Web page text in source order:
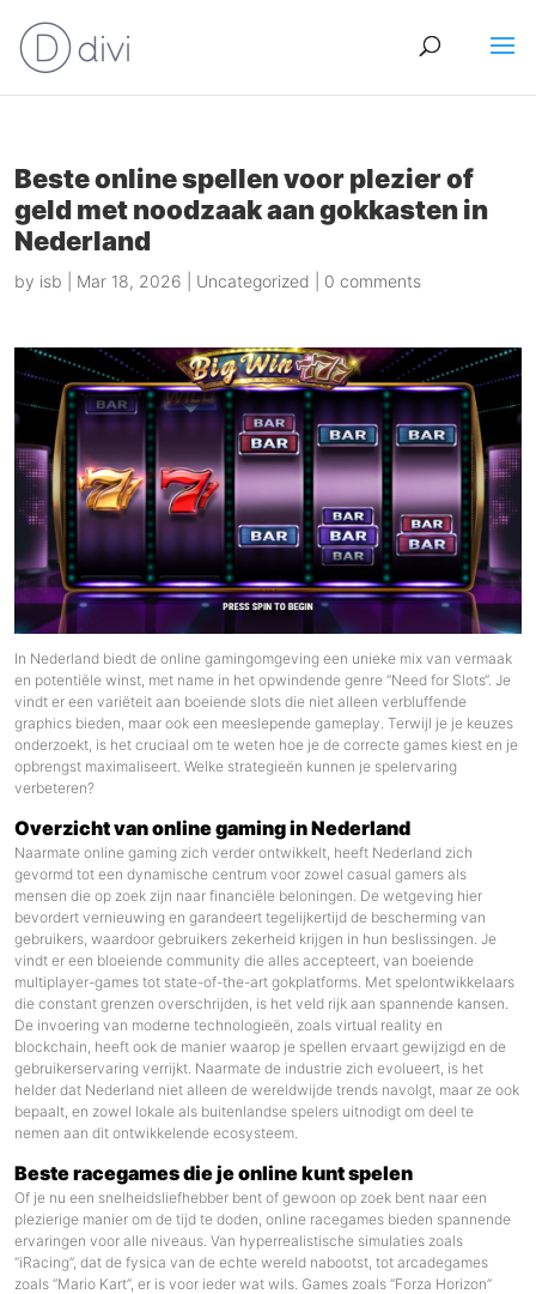
Beste online spellen voor plezier of
geld met noodzaak aan gokkasten in
Nederland
by isb Mar 18, 2026 Uncategorized 0 comments
In Nederland biedt de online gamingomgeving een unieke mix van vermaak
en potentiële winst, met name in het opwindende genre “Need for Slots“. Je
vindt er een variëteit aan boeiende slots die niet alleen verbluffende
graphics bieden, maar ook een meeslepende gameplay. Terwijl je je keuzes
onderzoekt, is het cruciaal om te weten hoe je de correcte games kiest en je
opbrengst maximaliseert. Welke strategieën kunnen je spelervaring
verbeteren?
Overzicht van online gaming in Nederland
Naarmate online gaming zich verder ontwikkelt, heeft Nederland zich
gevormd tot een dynamische centrum voor zowel casual gamers als
mensen die op zoek zijn naar financiële beloningen. De wetgeving hier
bevordert vernieuwing en garandeert tegelijkertijd de bescherming van
gebruikers, waardoor gebruikers zekerheid krijgen in hun beslissingen. Je
vindt er een bloeiende community die alles accepteert, van boeiende
multiplayer-games tot state-of-the-art gokplatforms. Met spelontwikkelaars
die constant grenzen overschrijden, is het veld rijk aan spannende kansen.
De invoering van moderne technologieën, zoals virtual reality en
blockchain, heeft ook de manier waarop je spellen ervaart gewijzigd en de
gebruikerservaring verrijkt. Naarmate de industrie zich evolueert, is het
helder dat Nederland niet alleen de wereldwijde trends navolgt, maar ze ook
bepaalt, en zowel lokale als buitenlandse spelers uitnodigt om deel te
nemen aan dit ontwikkelende ecosysteem.
Beste racegames die je online kunt spelen
Of je nu een snelheidsliefhebber bent of gewoon op zoek bent naar een
plezierige manier om de tijd te doden, online racegames bieden spannende
ervaringen voor alle niveaus. Van hyperrealistische simulaties zoals
“iRacing”, dat de fysica van de echte wereld nabootst, tot arcadegames
zoals “Mario Kart”, er is voor ieder wat wils. Games zoals “Forza Horizon”